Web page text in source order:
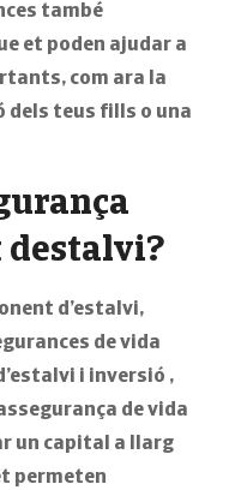
també
et poden ajudar a
com ara la
dels teus fills o una
destalvi?
d’estalvi,
de vida
i inversió ,
de vida
un capital a llarg
permeten